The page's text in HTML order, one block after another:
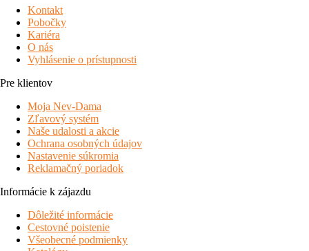
Kontakt
Pobočky
Kariéra
O nás
Vyhlásenie o prístupnosti
Pre klientov
Moja Nev-Dama
Zľavový systém
Naše udalosti a akcie
Ochrana osobných údajov
Nastavenie súkromia
Reklamačný poriadok
Informácie k zájazdu
Dôležité informácie
Cestovné poistenie
Všeobecné podmienky